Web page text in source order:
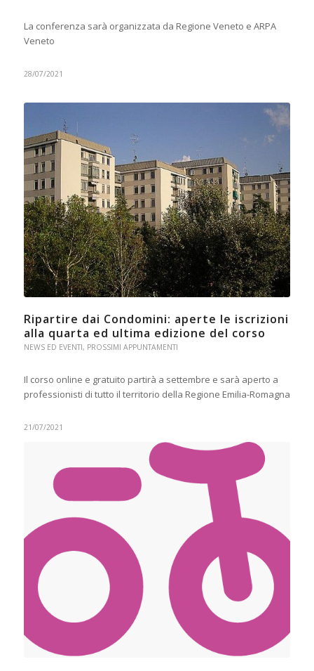
La conferenza sarà organizzata da Regione Veneto e ARPA
Veneto
28/07/2021
Ripartire dai Condomini: aperte le iscrizioni
alla quarta ed ultima edizione del corso
NEWS ED EVENTI, PROSSIMI APPUNTAMENTI
Il corso online e gratuito partirà a settembre e sarà aperto a
professionisti di tutto il territorio della Regione Emilia-Romagna
21/07/2021